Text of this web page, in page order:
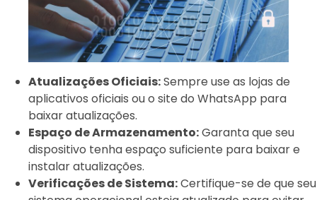
Atualizações Oficiais:Sempre use as lojas de
aplicativos oficiais ou o site do WhatsApp para
baixar atualizações.
Espaço de Armazenamento:Garanta que seu
dispositivo tenha espaço suficiente para baixar e
instalar atualizações.
Verificações de Sistema:Certifique-se de que seu